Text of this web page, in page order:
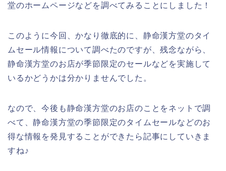
堂のホームページなどを調べてみることにしました！
このように今回、かなり徹底的に、静命漢方堂のタイ
ムセール情報について調べたのですが、残念ながら、
静命漢方堂のお店が季節限定のセールなどを実施して
いるかどうかは分かりませんでした。
なので、今後も静命漢方堂のお店のことをネットで調
べて、静命漢方堂の季節限定のタイムセールなどのお
得な情報を発見することができたら記事にしていきま
すね♪